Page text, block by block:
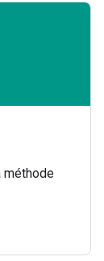
méthode